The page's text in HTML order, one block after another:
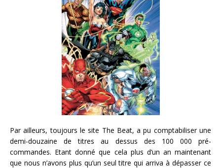
Par ailleurs, toujours le site The Beat, a pu comptabiliser une
demi-douzaine de titres au dessus des 100 000 pré-
commandes. Etant donné que cela plus d’un an maintenant
que nous n’avons plus qu’un seul titre qui arriva à dépasser ce